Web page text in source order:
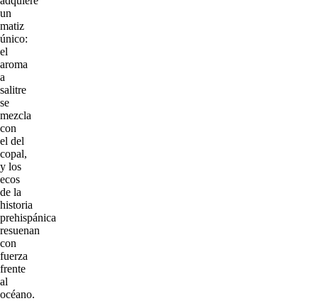
un
matiz
único:
el
aroma
a
salitre
se
mezcla
con
el del
copal,
y los
ecos
de la
historia
prehispánica
resuenan
con
fuerza
frente
al
océano.